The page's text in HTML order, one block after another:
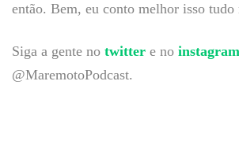
então. Bem, eu conto melhor isso tudo
Siga a gente no twitter e no instagram
@MaremotoPodcast.